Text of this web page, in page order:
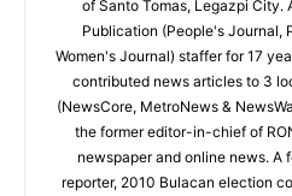
of Santo Tomas, Legazpi City.
Publication (People's Journal,
Women's Journal) staffer for 17
contributed news articles to 3
(NewsCore, MetroNews &
the former editor-in-chief of
newspaper and online news. A
reporter, 2010 Bulacan election